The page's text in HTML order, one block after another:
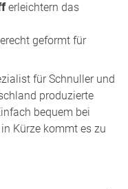
erleichtern das
geformt für
für Schnuller und
produzierte
bequem bei
Kürze kommt es zu